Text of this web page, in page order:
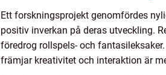
Ett forskningsprojekt genomfördes
positiv inverkan på deras utveckling.
föredrog rollspels- och
främjar kreativitet och interaktion är